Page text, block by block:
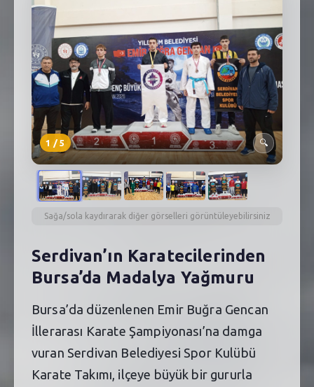
1 /5 🔍
Sağa/sola kaydırarak diğer görselleri görüntüleyebilirsiniz
Serdivan’ın Karatecilerinden
Bursa’da Madalya Yağmuru
Bursa’da düzenlenen Emir Buğra Gencan
İllerarası Karate Şampiyonası’na damga
vuran Serdivan Belediyesi Spor Kulübü
Karate Takımı, ilçeye büyük bir gururla
E NÖBETÇI ECZANELER
SABSIS - AFET
TRAFIKPARK
KÜREK
PARKLAR
PAZAR YERLERI
PLANETARYUM